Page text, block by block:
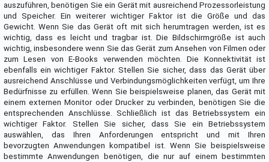
auszuführen, benötigen Sie ein Gerät mit ausreichend Prozessorleistung
und Speicher. Ein weiterer wichtiger Faktor ist die Größe und das
Gewicht. Wenn Sie das Gerät oft mit sich herumtragen werden, ist es
wichtig, dass es leicht und tragbar ist. Die Bildschirmgröße ist auch
wichtig, insbesondere wenn Sie das Gerät zum Ansehen von Filmen oder
zum Lesen von E-Books verwenden möchten. Die Konnektivität ist
ebenfalls ein wichtiger Faktor. Stellen Sie sicher, dass das Gerät über
ausreichend Anschlüsse und Verbindungsmöglichkeiten verfügt, um Ihre
Bedürfnisse zu erfüllen. Wenn Sie beispielsweise planen, das Gerät mit
einem externen Monitor oder Drucker zu verbinden, benötigen Sie die
entsprechenden Anschlüsse. Schließlich ist das Betriebssystem ein
wichtiger Faktor. Stellen Sie sicher, dass Sie ein Betriebssystem
auswählen, das Ihren Anforderungen entspricht und mit Ihren
bevorzugten Anwendungen kompatibel ist. Wenn Sie beispielsweise
bestimmte Anwendungen benötigen, die nur auf einem bestimmten